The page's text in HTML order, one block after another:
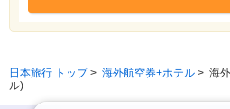
日本旅行 トップ> 海外航空券+ホテル > 海
ル)